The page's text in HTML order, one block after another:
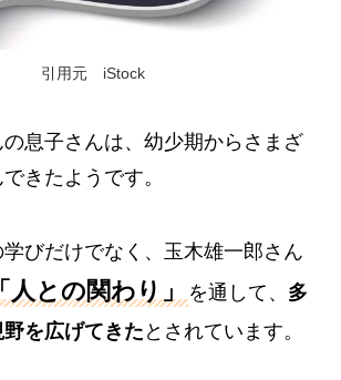
引用元 iStock
息子さんは、幼少期からさまざ
きたようです。
びだけでなく、玉木雄一郎さん
「人との関わり」 を通して、 多
を広げてきたとされています。